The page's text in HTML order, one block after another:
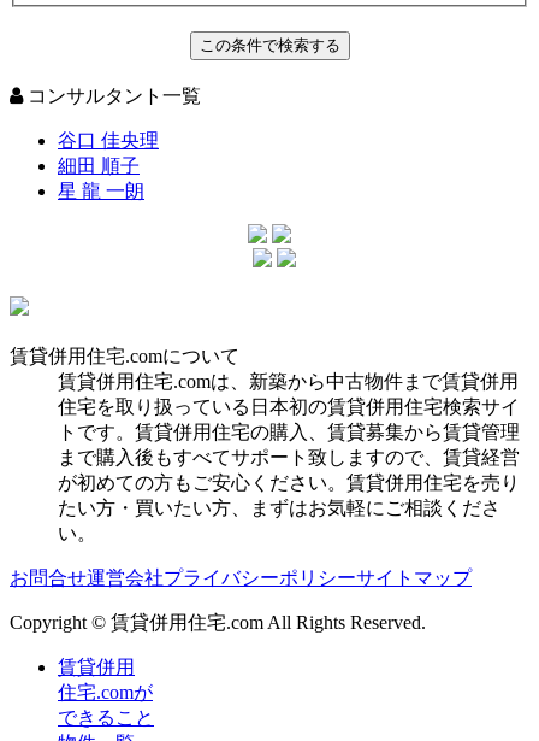
コンサルタント一覧
谷口 佳央理
細田 順子
星 龍 一朗
賃貸併用住宅.comについて
賃貸併用住宅.comは、新築から中古物件まで賃貸併用
住宅を取り扱っている日本初の賃貸併用住宅検索サイ
トです。賃貸併用住宅の購入、賃貸募集から賃貸管理
まで購入後もすべてサポート致しますので、賃貸経営
が初めての方もご安心ください。賃貸併用住宅を売り
たい方・買いたい方、まずはお気軽にご相談くださ
い。
お問合せ運営会社プライバシーポリシーサイトマップ
Copyright © 賃貸併用住宅.com All Rights Reserved.
賃貸併用
住宅.comが
できること